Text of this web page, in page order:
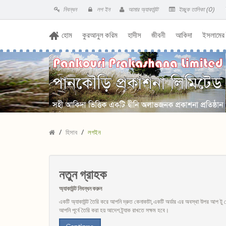
নিবন্ধন লগ ইন আমার অ্যাকাউন্ট ইচ্ছুক তালিকা (0)
হোম কুরআনুল করিম হাদীস জীবনী আকিদা
হিসাব লগইন
নতুন গ্রাহক
অ্যাকাউন্ট নিবন্ধন করুন
একটি অ্যাকাউন্ট তৈরি করে আপনি দ্রুত কেনাকাটা, একটি অর্ডার এর অবস্থা উপর আপ টু
আপনি পূর্বে তৈরি করা হয় আদেশ ট্র্যাক রাখতে সক্ষম হবে।